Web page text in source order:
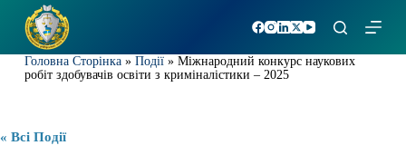
П
й
д
Головна Сторінка» Події» Міжнародний конкурс наукових
робіт здобувачів освіти з криміналістики – 2025
« Всі Події